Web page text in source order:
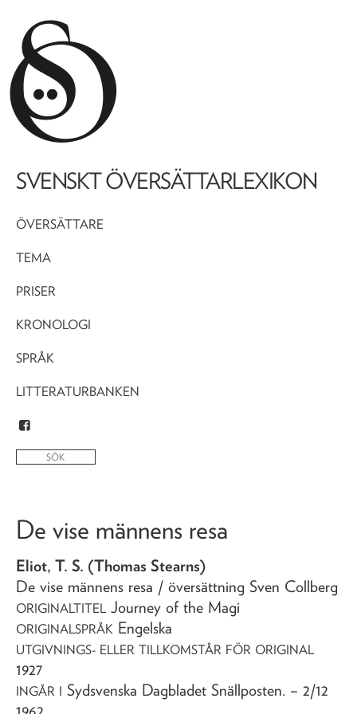
SVENSKT ÖVERSÄTTARLEXIKON
ÖVERSÄTTARE
TEMA
PRISER
KRONOLOGI
SPRÅK
LITTERATURBANKEN
De vise männens resa
Eliot, T. S. (Thomas Stearns)
De vise männens resa / översättning Sven Collberg
ORIGINALTITEL Journey of the Magi
ORIGINALSPRÅK Engelska
UTGIVNINGS- ELLER TILLKOMSTÅR FÖR ORIGINAL
1927
INGÅR I Sydsvenska Dagbladet Snällposten. – 2/12